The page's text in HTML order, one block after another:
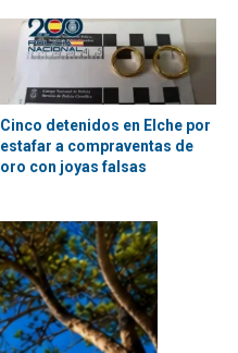
Cinco detenidos en Elche por
estafar a compraventas de
oro con joyas falsas